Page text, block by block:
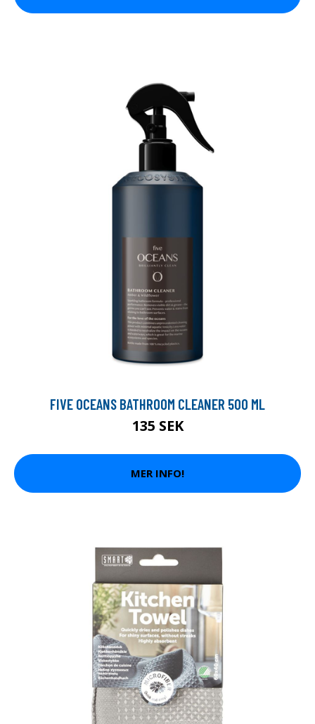
FIVE OCEANS BATHROOM CLEANER 500 ML
135 SEK
MER INFO!